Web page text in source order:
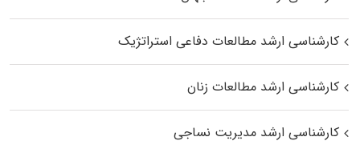
کارشناسی ارشد مطالعات دفاعی استراتژیک
کارشناسی ارشد مطالعات زنان
کارشناسی ارشد مدیریت نساجی